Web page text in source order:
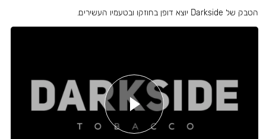
הטבק של Darkside יוצא דופן בחוזקו ובטעמיו העשירים.